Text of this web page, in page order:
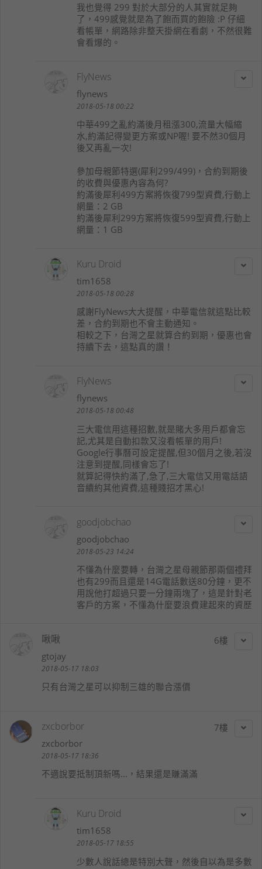
我也覺得 299 對於大部分的人其實就足夠
了，499感覺就是為了飽而買的飽險 :P 仔細
看帳單，網路除非整天掛網在看劇，不然很難
會看爆的。
FlyNews
flynews
2018-05-18 00:22
中華499之亂約滿後月租漲300,流量大幅縮
水,約滿記得變更方案或NP喔! 要不然30個月
後又再亂一次!
參加母親節特選(犀利299/499)，合約到期後
的收費與優惠內容為何?
約滿後犀利499方案將恢復799型資費,行動上
網量：2 GB
約滿後犀利299方案將恢復599型資費,行動上
網量：1 GB
Kuru Droid
tim1658
2018-05-18 00:28
感謝FlyNews大大提醒，中華電信就這點比較
差，合約到期也不會主動通知。
相較之下，台灣之星就算合約到期，優惠也會
持續下去，這點真的讚！
FlyNews
flynews
2018-05-18 00:48
三大電信用這種招數,就是賭大多用戶都會忘
記,尤其是自動扣款又沒看帳單的用戶!
Google行事曆可設定提醒,但30個月之後,若沒
注意到提醒,同樣會忘了!
就算記得快約滿了,急了,三大電信又用電話語
音續約其他資費,這種賤招才黑心!
goodjobchao
goodjobchao
2018-05-23 14:24
不懂為什麼要轉，台灣之星母親節那兩個禮拜
也有299而且還是14G電話數送80分鐘，更不
用說他打超過只要一分鐘兩塊了，這是針對老
客戶的方案，不懂為什麼要浪費建起來的資歷
6
啾啾
gtojay
2018-05-17 18:03
只有台灣之星可以抑制三雄的聯合漲價
7
zxcborbor
zxcborbor
2018-05-17 18:36
不適說要抵制頂新嗎...，結果還是賺滿滿
Kuru Droid
tim1658
2018-05-17 18:55
少數人說話總是特別大聲，然後自以為是多數